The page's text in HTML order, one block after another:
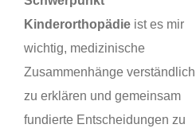
Kinderorthopädie ist es mir
wichtig, medizinische
Zusammenhänge verständlich
zu erklären und gemeinsam
fundierte Entscheidungen zu